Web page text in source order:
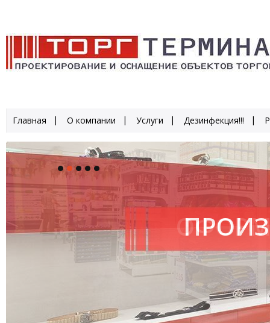
Главная О компании Услуги Дезинфекция!!!